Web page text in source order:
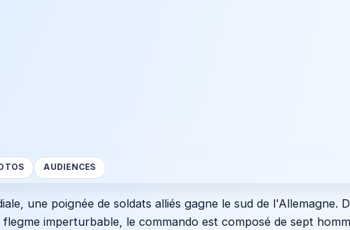
AUDIENCES
une poignée de soldats alliés gagne le sud de l'Allemagne.
imperturbable, le commando est composé de sept